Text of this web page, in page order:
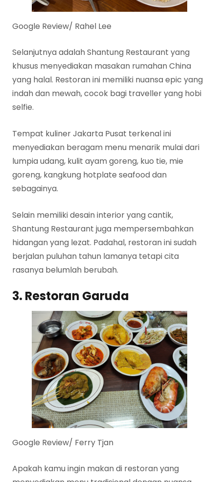
Google Review/ Rahel Lee
Selanjutnya adalah Shantung Restaurant yang
khusus menyediakan masakan rumahan China
yang halal. Restoran ini memiliki nuansa epic yang
indah dan mewah, cocok bagi traveller yang hobi
selfie.
Tempat kuliner Jakarta Pusat terkenal ini
menyediakan beragam menu menarik mulai dari
lumpia udang, kulit ayam goreng, kuo tie, mie
goreng, kangkung hotplate seafood dan
sebagainya.
Selain memiliki desain interior yang cantik,
Shantung Restaurant juga mempersembahkan
hidangan yang lezat. Padahal, restoran ini sudah
berjalan puluhan tahun lamanya tetapi cita
rasanya belumlah berubah.
3. Restoran Garuda
Google Review/ Ferry Tjan
Apakah kamu ingin makan di restoran yang